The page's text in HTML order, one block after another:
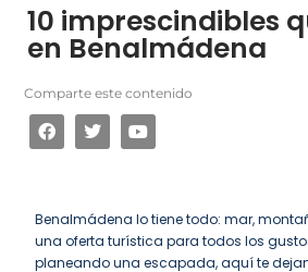
10 imprescindibles
en Benalmádena
Comparte este contenido
Benalmádena lo tiene todo: mar,
una oferta turística para todos los
planeando una escapada, aquí te